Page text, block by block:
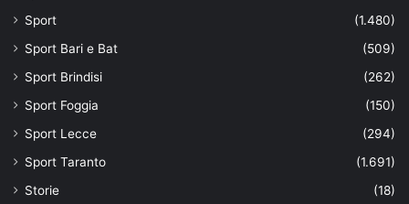
Sport
(1.480)
Sport Bari e Bat
(509)
Sport Brindisi
(262)
Sport Foggia
(150)
Sport Lecce
(294)
Sport Taranto
(1.691)
Storie
(18)